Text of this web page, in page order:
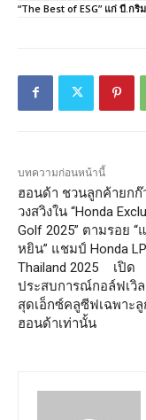
“The Best of ESG” แก่ บี.ก
บทความก่อนหน้านี้
ฮอนด้า ชวนลูกค้ายกก๊
วงสวิงใน “Honda
Golf 2025” ตามรอย “
หยิน” แชมป์ Honda
Thailand 2025 เปิด
ประสบการณ์กอล์ฟเวิ
สุดเอ็กซ์คลูซีฟเฉพาะลู
ฮอนด้าเท่านั้น